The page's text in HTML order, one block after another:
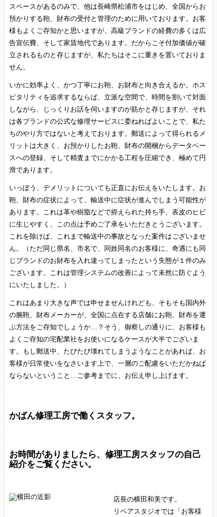
スペースがあるのみで、他は長崎県松浦市をはじめ、全国からお
預かりする鞄、財布の受付と管理のために用いております。お客
様もよくご存知かと思いますが、高級ブランドの経費の多くは広
告宣伝費、そして家賃地代であります。だからこそ付加価値が確
立されるものと存じますが、私たちはそこに重きを置いておりま
せん。
いかに効率よく、かつ丁寧にお鞄、お財布と向き合えるか。ホス
ピタリティを追求するならば、立派な空間で、時間を割いて対面
しながら、じっくりお話を伺いますのが筋かと存じますが、それ
は各ブランドの公式な修理サービスに委ねればよいことで、私た
ちのやり方ではないと考えております。郵送によって得られるメ
リットは大きく、お預かりしたお鞄、財布の開梱からデータベー
スへの登録、そして精査までにかかる工程を圧縮でき、極めて円
滑であります。
いっぽう、デメリットについても正直にお伝えをいたします。お
鞄、財布の症状によって、輸送中に症状が進んでしまう可能性が
あります。これは革や樹脂などで拵えられた持ち手、表皮のヒビ
に生じやすく、この点は予めご了承をいただきとうございます。
これを除けば、これまで輸送中の事故となった案件はございませ
ん。（ただ同じ県名、市名で、同姓同名のお客様に、奇遇にも同
じブランドのお財布を入れ違ってしまったという失態が１件のみ
ございます。これは管理システムの改善によって未然に防ぐよう
にいたしました。）
これはあまり大きな声では申せませんけれども、そもそも国内外
の腕鞄、財布メーカーが、全国に点在する店舗にお鞄、財布を運
ぶ方法をご存知でしょうか…？そう、御察しの通りに、お客様も
よくご存知の宅配業社をお使いになるケースが大半でございま
す。もし郵送中、たびたび壊れてしまうようなことがあれば、お
客様が日常使いをなさいます上で、一層のご配慮をいただかねば
ならないということ…ご参考までに、お伝え申し上げます。
かばん修理工房で働くスタッフ。
お時間がありましたら、修理工房スタッフの自己
紹介をご覧ください。
店長の横田和美です。
リペアスタジオでは「お客様